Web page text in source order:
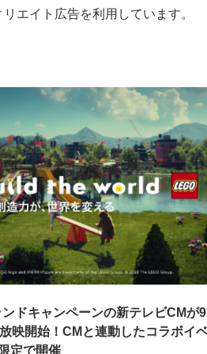
エイト広告を利用しています。
ンドキャンペーンの新テレビCMが9
映開始！CMと連動したコラボイ
定で開催